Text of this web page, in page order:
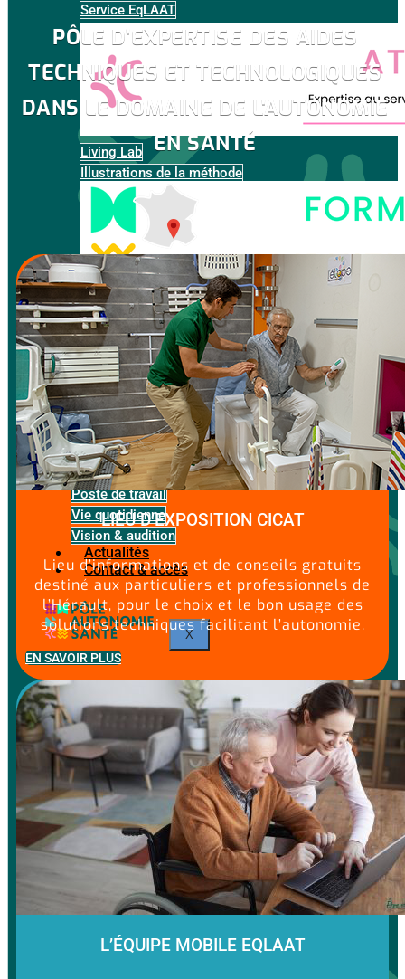
Service EqLAAT
Living Lab
Illustrations de la méthode
Espaces disponibles à la location
Disponibilité des espaces
Nos solutions techniques
Bain & WC
Chambre
Communication & loisirs
Cuisine
Domotique
Mobilité
Poste de travail
Vie quotidienne
Vision & audition
Actualités
Contact & accès
X
PÔLE D'EXPERTISE DES AIDES
TECHNIQUES ET TECHNOLOGIQUES
DANS LE DOMAINE DE L'AUTONOMIE
EN SANTÉ
LIEU D’EXPOSITION CICAT
Lieu d’informations et de conseils gratuits
destiné aux particuliers et professionnels de
l’Hérault, pour le choix et le bon usage des
solutions techniques facilitant l’autonomie.
EN SAVOIR PLUS
L’ÉQUIPE MOBILE EQLAAT